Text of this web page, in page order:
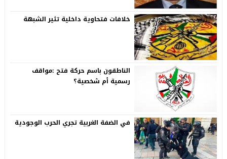
خلافات فتحاوية داخلية تثير الشبهة
الناطقون باسم حركة فتح :مواقف
رسمية أم شخصية؟
في الضفة الغربية تجري الحرب الوجودية